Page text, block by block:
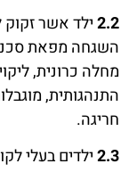
2.2ילד אשר
השגחה מפאת
מחלה כרונית,
התנהגותית,
חריגה.
2.3ילדים בעלי